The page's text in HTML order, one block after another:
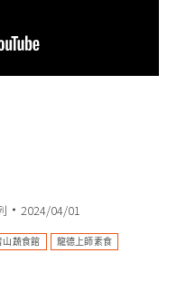
2024/04/01
山蔬食館 龍德上師素食